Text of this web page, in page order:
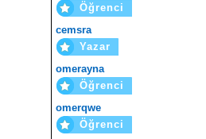
Öğrenci
cemsra
Yazar
omerayna
Öğrenci
omerqwe
Öğrenci